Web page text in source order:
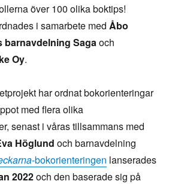
över 100 olika boktips!
i samarbete medÅbo
barnavdelning Sagaoch
Oy.
har ordnat bokorienteringar
med flera olika
senast i våras tillsammans med
Höglund och barnavdelning
-bokorienteringen lanserades
2022och den baserade sig på